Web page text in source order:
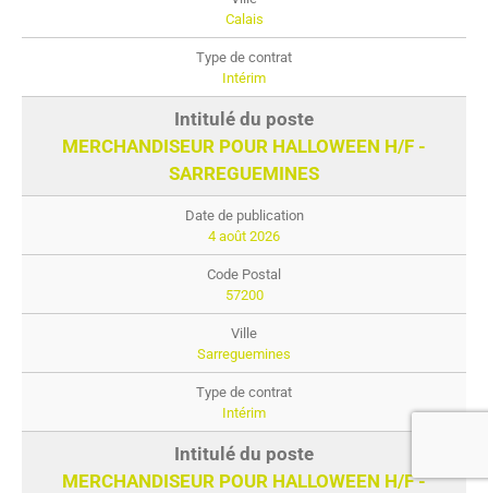
Calais
Intérim
MERCHANDISEUR POUR HALLOWEEN H/F -
SARREGUEMINES
4 août 2026
57200
Sarreguemines
Intérim
MERCHANDISEUR POUR HALLOWEEN H/F -